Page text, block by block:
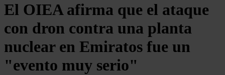
El OIEA afirma que el ataque
con dron contra una planta
nuclear en Emiratos fue un
"evento muy serio"